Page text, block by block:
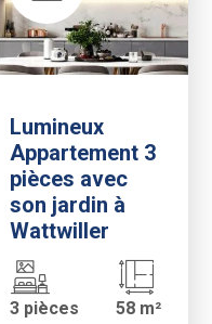
Lumineux
Appartement 3
pièces avec
son jardin à
Wattwiller
3 pièces 58 m²